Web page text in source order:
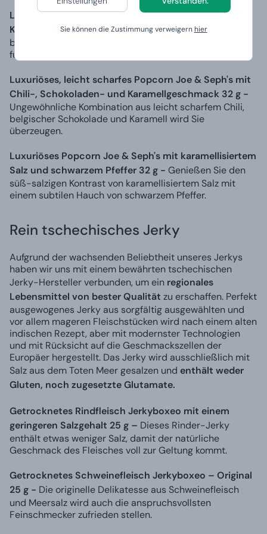
Sie können die Zustimmung verweigernhier
Luxuriöses Schokoladenpopcorn Joe & Seph's mit
Karamell 32 g -Feinstes Karamell in Kombination mit
belgischer Zartbitter- und Vollmilchschokolade sorgen
für ein göttliches Geschmackserlebnis.
Luxuriöses, leicht scharfes Popcorn Joe & Seph's mit
Chili-, Schokoladen- und Karamellgeschmack 32 g -
Ungewöhnliche Kombination aus leicht scharfem Chili,
belgischer Schokolade und Karamell wird Sie
überzeugen.
Luxuriöses Popcorn Joe & Seph's mit karamellisiertem
Salz und schwarzem Pfeffer 32 g - Genießen Sie den
süß-salzigen Kontrast von karamellisiertem Salz mit
einem subtilen Hauch von schwarzem Pfeffer.
Rein tschechisches Jerky
Aufgrund der wachsenden Beliebtheit unseres Jerkys
haben wir uns mit einem bewährten tschechischen
Jerky-Hersteller verbunden, um ein regionales
Lebensmittel von bester Qualität zu erschaffen. Perfekt
ausgewogenes Jerky aus sorgfältig ausgewählten und
vor allem mageren Fleischstücken wird nach einem alten
indischen Rezept, aber mit modernster Technologien
und mit Rücksicht auf die Geschmackszellen der
Europäer hergestellt. Das Jerky wird ausschließlich mit
Salz aus dem Toten Meer gesalzen und enthält weder
Gluten, noch zugesetzte Glutamate.
Getrocknetes Rindfleisch Jerkyboxeo mit einem
geringeren Salzgehalt 25 g – Dieses Rinder-Jerky
enthält etwas weniger Salz, damit der natürliche
Geschmack des Fleisches voll zur Geltung kommt.
Getrocknetes Schweinefleisch Jerkyboxeo – Original
25 g - Die originelle Delikatesse aus Schweinefleisch
und Meersalz wird auch die anspruchsvollsten
Feinschmecker zufrieden stellen.